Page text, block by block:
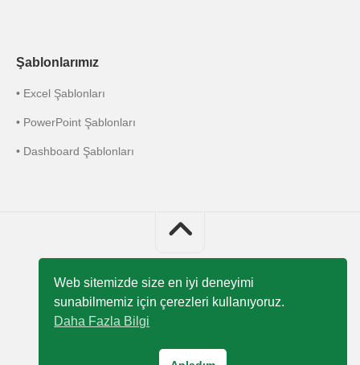
Şablonlarımız
• Excel Şablonları
• PowerPoint Şablonları
• Dashboard Şablonları
Excel 751 © 2026 Bütün Hakları Saklıdır
Web sitemizde size en iyi deneyimi
sunabilmemiz için çerezleri kullanıyoruz.
Daha Fazla Bilgi